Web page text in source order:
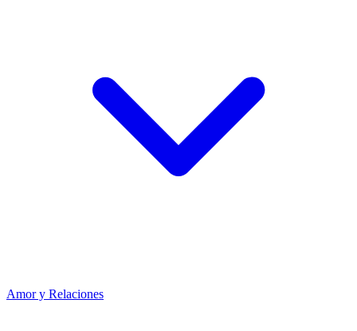
Amor y Relaciones